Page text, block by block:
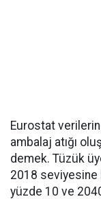
Eurostat
ambalaj atığı
demek. Tüzük
2018 seviyesine
yüzde 10 ve